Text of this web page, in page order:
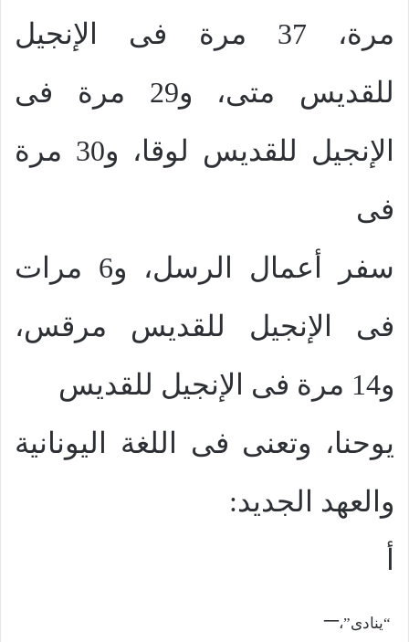
مرة، 37 مرة فى الإنجيل
للقديس متى، و29 مرة فى
الإنجيل للقديس لوقا، و30 مرة
فى
سفر أعمال الرسل، و6 مرات
فى الإنجيل للقديس مرقس،
و14 مرة فى الإنجيل للقديس
يوحنا، وتعنى فى اللغة اليونانية
والعهد الجديد:
–“ينادى”،